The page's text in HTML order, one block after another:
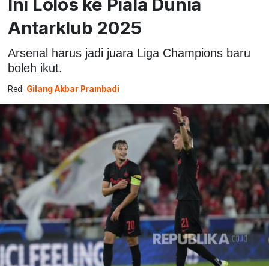
Antarklub 2025
Arsenal harus jadi juara Liga Champions baru
boleh ikut.
Red: Gilang Akbar Prambadi